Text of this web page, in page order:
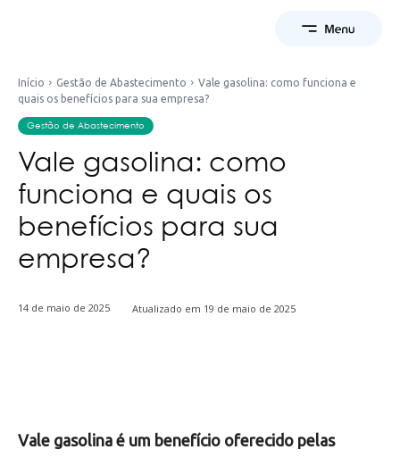
Início Gestão de Abastecimento
Vale gasolina: como funciona e
quais os benefícios para sua empresa?
Gestão de Abastecimento
Vale gasolina: como
funciona e quais os
benefícios para sua
empresa?
14 de maio de 2025 Atualizado em 19 de maio de 2025
Vale gasolina é um benefício oferecido pelas